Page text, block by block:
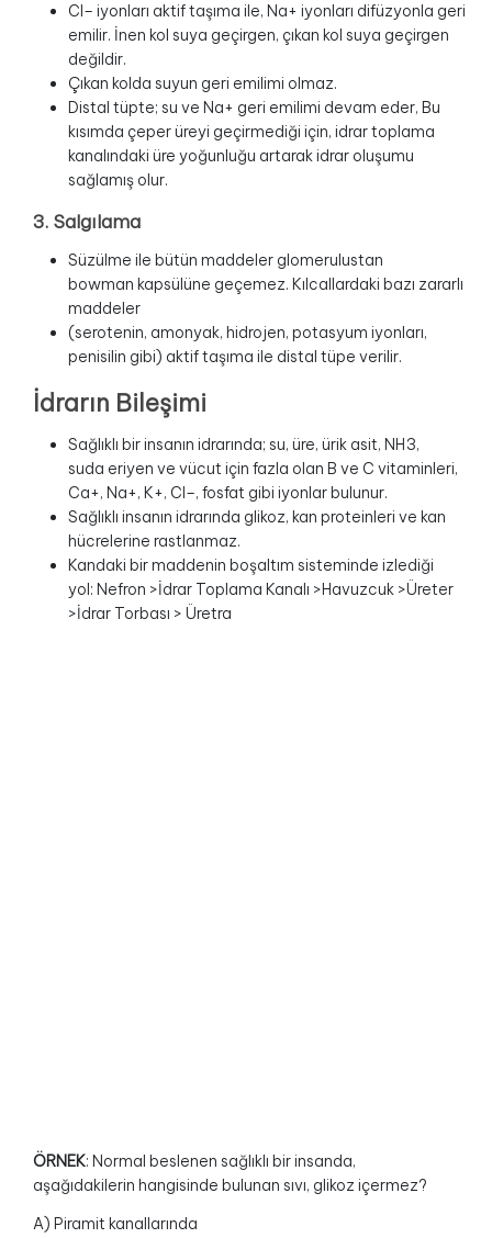
Cl– iyonları aktif taşıma ile, Na+ iyonları difüzyonla geri
emilir. İnen kol suya geçirgen, çıkan kol suya geçirgen
değildir.
Çıkan kolda suyun geri emilimi olmaz.
Distal tüpte; su ve Na+ geri emilimi devam eder, Bu
kısımda çeper üreyi geçirmediği için, idrar toplama
kanalındaki üre yoğunluğu artarak idrar oluşumu
sağlamış olur.
3. Salgılama
Süzülme ile bütün maddeler glomerulustan
bowman kapsülüne geçemez. Kılcallardaki bazı zararlı
maddeler
(serotenin, amonyak, hidrojen, potasyum iyonları,
penisilin gibi) aktif taşıma ile distal tüpe verilir.
İdrarın Bileşimi
Sağlıklı bir insanın idrarında; su, üre, ürik asit, NH3,
suda eriyen ve vücut için fazla olan B ve C vitaminleri,
Ca+, Na+, K+, Cl–, fosfat gibi iyonlar bulunur.
Sağlıklı insanın idrarında glikoz, kan proteinleri ve kan
hücrelerine rastlanmaz.
Kandaki bir maddenin boşaltım sisteminde izlediği
yol: Nefron >İdrar Toplama Kanalı >Havuzcuk >Üreter
>İdrar Torbası > Üretra
ÖRNEK: Normal beslenen sağlıklı bir insanda,
aşağıdakilerin hangisinde bulunan sıvı, glikoz içermez?
A) Piramit kanallarında